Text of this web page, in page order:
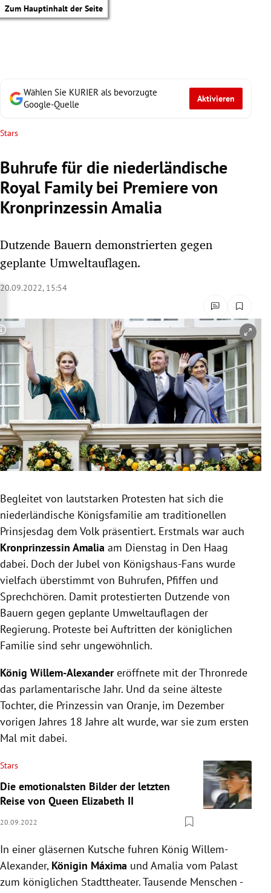
Zum Hauptinhalt der Seite
Untermenü
Untermenü
Untermenü
Untermenü
Untermenü
Untermenü
Untermenü
Wählen Sie KURIER als bevorzugte
Google-Quelle
Aktivieren
Stars
Buhrufe für die niederländische
Royal Family bei Premiere von
Kronprinzessin Amalia
Dutzende Bauern demonstrierten gegen
geplante Umweltauflagen.
20.09.2022, 15:54
Copyright-Hinweis öffnen/schließen
Begleitet von lautstarken Protesten hat sich die
niederländische Königsfamilie am traditionellen
Prinsjesdag dem Volk präsentiert. Erstmals war auch
Kronprinzessin Amalia am Dienstag in Den Haag
dabei. Doch der Jubel von Königshaus-Fans wurde
vielfach überstimmt von Buhrufen, Pfiffen und
Sprechchören. Damit protestierten Dutzende von
Bauern gegen geplante Umweltauflagen der
Regierung. Proteste bei Auftritten der königlichen
Familie sind sehr ungewöhnlich.
König Willem-Alexandereröffnete mit der Thronrede
das parlamentarische Jahr. Und da seine älteste
Tochter, die Prinzessin van Oranje, im Dezember
vorigen Jahres 18 Jahre alt wurde, war sie zum ersten
Mal mit dabei.
Stars
Die emotionalsten Bilder der letzten
Reise von Queen Elizabeth II
20.09.2022
In einer gläsernen Kutsche fuhren König Willem-
Alexander, Königin Máxima und Amalia vom Palast
zum königlichen Stadttheater. Tausende Menschen -